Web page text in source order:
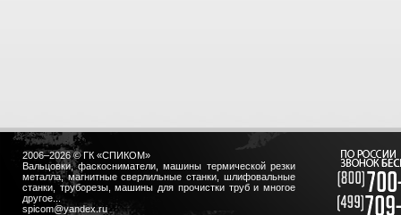
2006–2026 © ГК «СПИКОМ»
Вальцовки, фаскосниматели, машины термической резки
металла, магнитные сверлильные станки, шлифовальные
станки, труборезы, машины для прочистки труб и многое
другое...
spicom@yandex.ru